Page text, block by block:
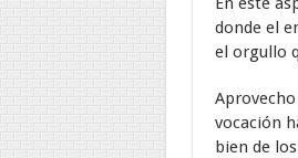
donde el
el orgullo
vocación
bien de